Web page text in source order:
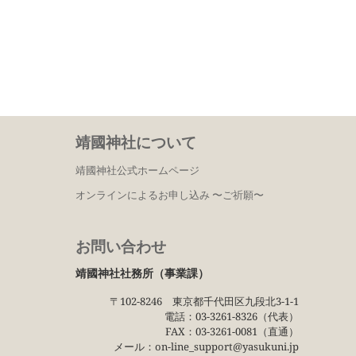
靖國神社について
靖國神社公式ホームページ
オンラインによるお申し込み 〜ご祈願〜
お問い合わせ
靖國神社社務所（事業課）
〒102−8246 東京都千代田区九段北3−1−1
電話：03−3261−8326（代表）
FAX：03−3261−0081（直通）
メール：on-line_support@yasukuni.jp